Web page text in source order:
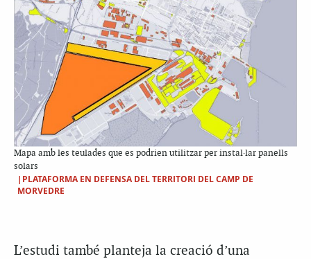
Mapa amb les teulades que es podrien utilitzar per instal·lar panells
solars
|PLATAFORMA EN DEFENSA DEL TERRITORI DEL CAMP DE
MORVEDRE
L’estudi també planteja la creació d’una